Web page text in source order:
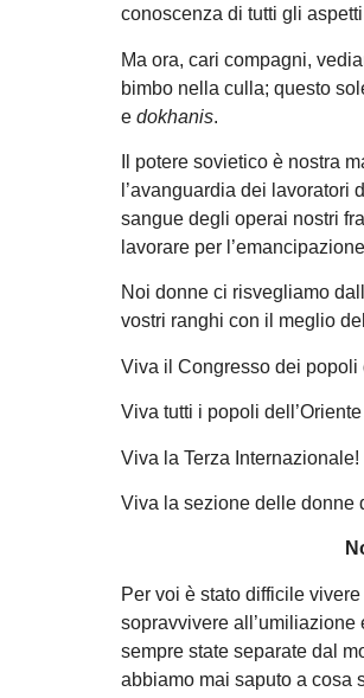
conoscenza di tutti gli
Ma ora, cari compagni,
bimbo nella culla; questo
e dokhanis.
Il potere sovietico è nostra
l’avanguardia dei lavoratori
sangue degli operai nostri
lavorare per
Noi donne ci risvegliamo
vostri ranghi con il meglio
Viva il Congresso dei popoli
Viva tutti i popoli
Viva la Terza Internazionale!
Viva la sezione delle donne
Per voi è stato difficile
sopravvivere
sempre state separate dal
abbiamo mai saputo a cosa